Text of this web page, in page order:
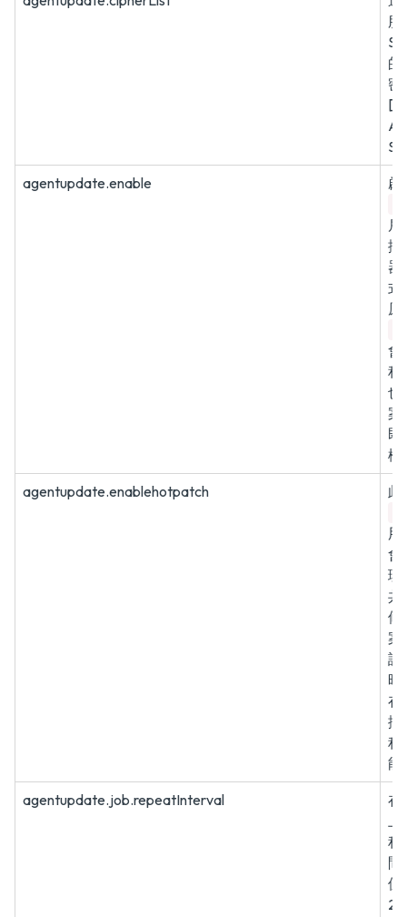
服
的
密
agentupdate.enable
啟
掃
器
式
原
會
程
也
案
即
檔
agentupdate.enablehotpatch
此
用
會
理
共
修
案
設
時
在
掃
程
能
agentupdate.job.repeatInterval
在
上
程
間
位